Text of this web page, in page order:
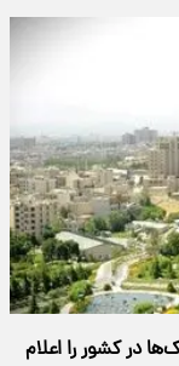
در کشور را اعلام